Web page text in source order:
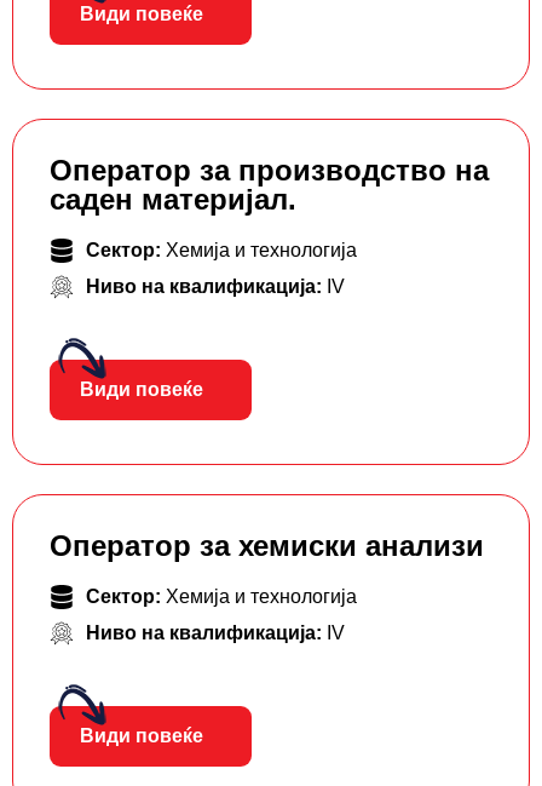
Види повеќе
Оператор за производство на
саден материјал.
Сектор: Хемија и технологија
Ниво на квалификација: IV
Види повеќе
Оператор за хемиски анализи
Сектор: Хемија и технологија
Ниво на квалификација: IV
Види повеќе